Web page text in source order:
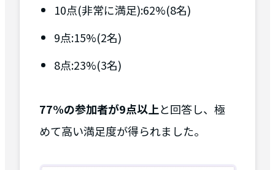
10点(非常に満足):62%(8名)
9点:15%(2名)
8点:23%(3名)
77%の参加者が9点以上と回答し、極
めて高い満足度が得られました。